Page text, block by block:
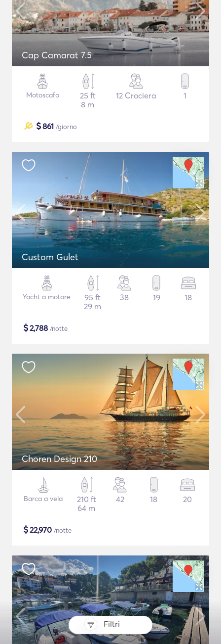
Filtri
Cap Camarat 7.5
Motoscafo
25 ft
8 m
12 Crociera 1
$861 /giorno
Custom Gulet
Yacht a motore
95 ft
29 m
38 19 18
$2,788 /notte
Choren Design 210
Barca a vela
210 ft
64 m
42 18 20
$22,970 /notte